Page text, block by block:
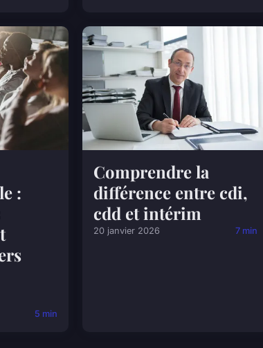
:
5 min
Comprendre la
différence entre cdi,
cdd et intérim
20 janvier 2026 7 min